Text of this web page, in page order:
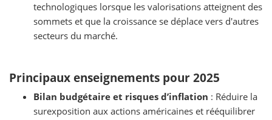
technologiques lorsque les valorisations atteignent des
sommets et que la croissance se déplace vers d'autres
secteurs du marché.
Principaux enseignements pour 2025
Bilan budgétaire et risques d’inflation : Réduire la
surexposition aux actions américaines et rééquilibrer